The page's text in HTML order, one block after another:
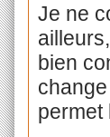
Je ne
bien
permet